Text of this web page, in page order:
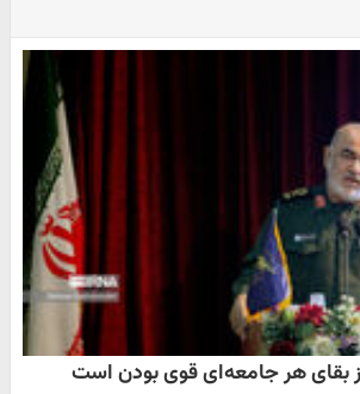
بقای هر جامعه‌ای قوی بودن است